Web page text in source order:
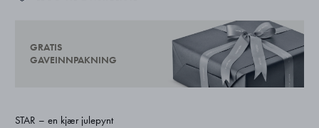
GRATIS
GAVEINNPAKNING
STAR – en kjær julepynt